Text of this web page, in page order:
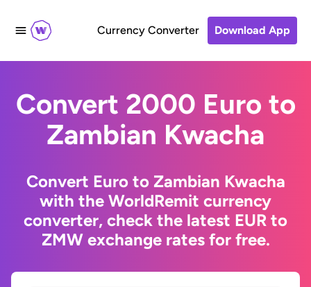
Currency Converter Download App
Convert 2000 Euro to
Zambian Kwacha
Convert Euro to Zambian Kwacha
with the WorldRemit currency
converter, check the latest EUR to
ZMW exchange rates for free.